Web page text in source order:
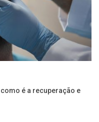
é a recuperação e